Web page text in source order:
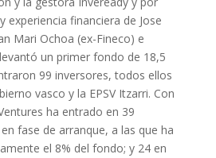
experiencia financiera de Jose
Mari Ochoa (ex-Fineco) e
un primer fondo de 18,5
99 inversores, todos ellos
vasco y la EPSV Itzarri. Con
ha entrado en 39
fase de arranque, a las que ha
el 8% del fondo; y 24 en